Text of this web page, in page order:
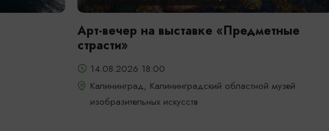
Арт-вечер на выставке «Предметные
страсти»
14.08.2026 18:00
Калининград, Калининградский областной музей
изобразительных искусств